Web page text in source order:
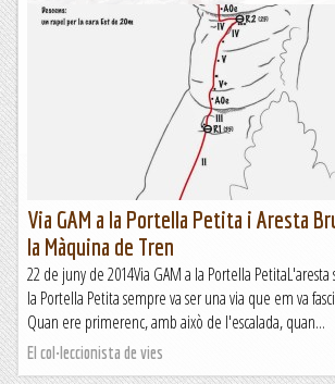
A la Portella del Forn (Andorra)
**Aquest és un bonic i clàssic itinerari circular que queda
amanit amb el trempat descens de la Costa de
a la vall de Rialb. I en realitat força segur a les...
Via GAM a la Portella Petita i Aresta
la Màquina de Tren
22 de juny de 2014Via GAM a la Portella PetitaL'aresta
la Portella Petita sempre va ser una via que em va
Quan ere primerenc, amb això de l'escalada, quan...
El col·leccionista de vies